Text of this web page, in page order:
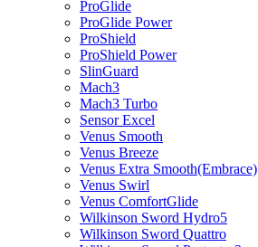
ProGlide
ProGlide Power
ProShield
ProShield Power
SlinGuard
Mach3
Mach3 Turbo
Sensor Excel
Venus Smooth
Venus Breeze
Venus Extra Smooth(Embrace)
Venus Swirl
Venus ComfortGlide
Wilkinson Sword Hydro5
Wilkinson Sword Quattro